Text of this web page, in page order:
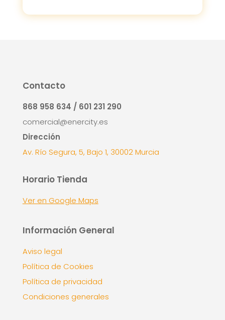
Contacto
868 958 634 / 601 231 290
comercial@enercity.es
Dirección
Av. Río Segura, 5, Bajo 1, 30002 Murcia
Horario Tienda
Ver en Google Maps
Información General
Aviso legal
Política de Cookies
Política de privacidad
Condiciones generales